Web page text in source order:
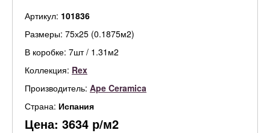
Артикул: 101836
Размеры: 75х25 (0.1875м2)
В коробке: 7шт / 1.31м2
Коллекция: Rex
Производитель: Ape Ceramica
Страна: Испания
Цена: 3634 р/м2